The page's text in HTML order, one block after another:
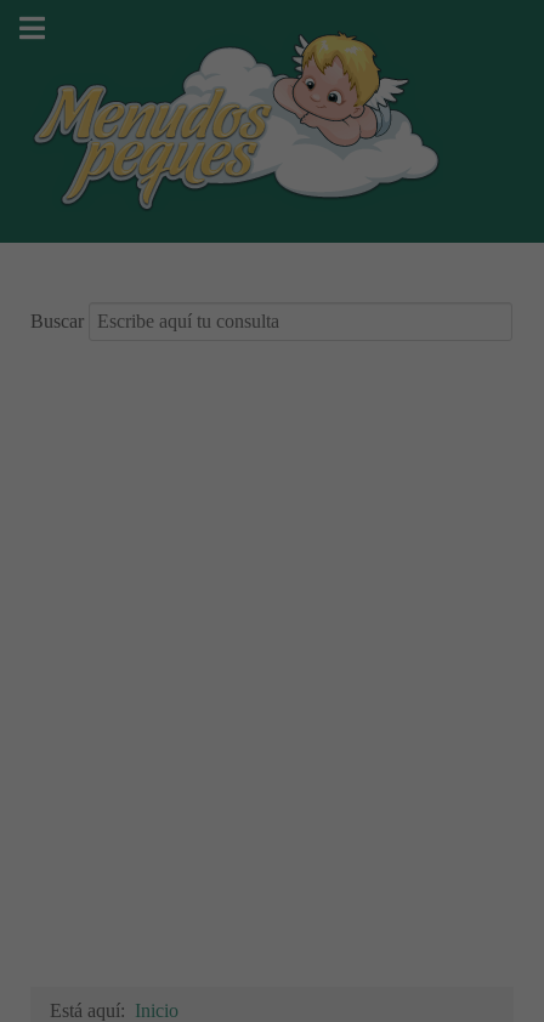
Buscar
Está aquí: Inicio